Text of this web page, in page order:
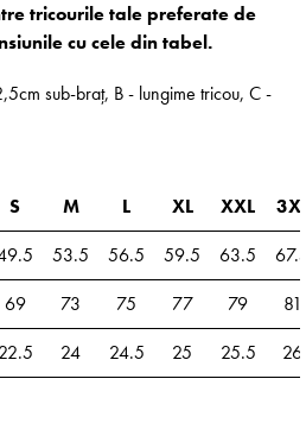
tricourile tale preferate de
cu cele din tabel.
sub-braț, B - lungime tricou, C -
S M L XL XXL
53.5 56.5 59.5 63.5
69 73 75 77 79
81
22.5 24 24.5 25 25.5 26